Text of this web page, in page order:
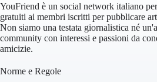
YouFriend è un social network italiano
gratuiti ai membri iscritti per pubblicare
Non siamo una testata giornalistica né
community con interessi e passioni da
amicizie.
Norme e Regole